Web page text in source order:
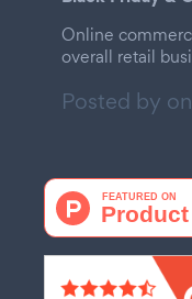
Online
overall retail
Posted by on